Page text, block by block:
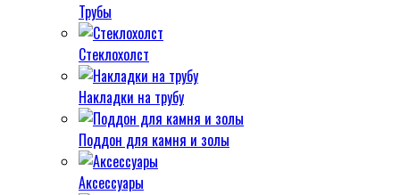
Трубы
Стеклохолст
Накладки на трубу
Поддон для камня и золы
Аксессуары